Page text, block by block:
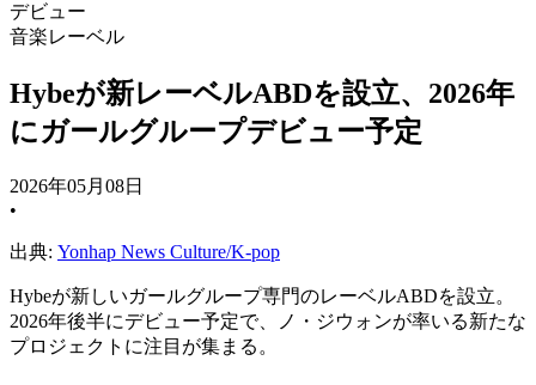
デビュー
音楽レーベル
Hybeが新レーベルABDを設立、2026年
にガールグループデビュー予定
2026年05月08日
•
出典: Yonhap News Culture/K-pop
Hybeが新しいガールグループ専門のレーベルABDを設立。
2026年後半にデビュー予定で、ノ・ジウォンが率いる新たな
プロジェクトに注目が集まる。